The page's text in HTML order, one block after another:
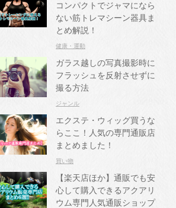
コンパクトでジャマになら
ない筋トレマシーン器具ま
とめ解説！
健康・運動
ガラス越しの写真撮影時に
フラッシュを反射させずに
撮る方法
ジャンル
エクステ・ウィッグ買うな
らここ！人気の専門通販店
まとめました！
買い物
【楽天店ほか】通販でも安
心して購入できるアクアリ
ウム専門人気通販ショップ